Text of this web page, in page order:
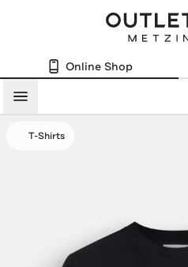
Online Shop
Menü
T-Shirts